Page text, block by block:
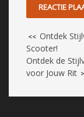
<< Ontdek
Scooter!
Ontdek de
voor Jouw Rit